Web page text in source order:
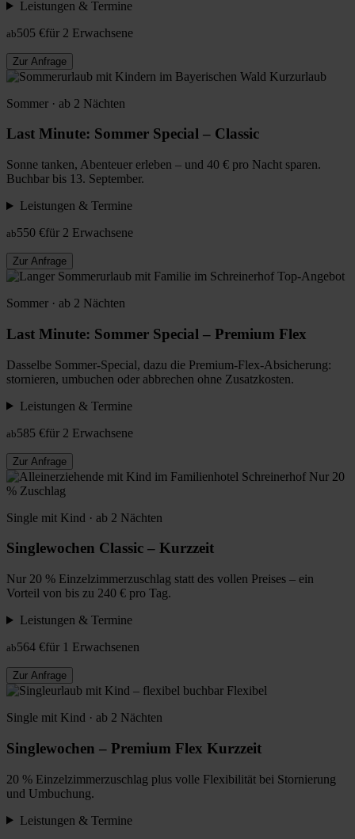
Leistungen & Termine
ab505 €für 2 Erwachsene
Zur Anfrage
Kurzurlaub
Sommer · ab 2 Nächten
Last Minute: Sommer Special – Classic
Sonne tanken, Abenteuer erleben – und 40 € pro Nacht sparen.
Buchbar bis 13. September.
Leistungen & Termine
ab550 €für 2 Erwachsene
Zur Anfrage
Top-Angebot
Sommer · ab 2 Nächten
Last Minute: Sommer Special – Premium Flex
Dasselbe Sommer-Special, dazu die Premium-Flex-Absicherung:
stornieren, umbuchen oder abbrechen ohne Zusatzkosten.
Leistungen & Termine
ab585 €für 2 Erwachsene
Zur Anfrage
Nur 20
% Zuschlag
Single mit Kind · ab 2 Nächten
Singlewochen Classic – Kurzzeit
Nur 20 % Einzelzimmerzuschlag statt des vollen Preises – ein
Vorteil von bis zu 240 € pro Tag.
Leistungen & Termine
ab564 €für 1 Erwachsenen
Zur Anfrage
Flexibel
Single mit Kind · ab 2 Nächten
Singlewochen – Premium Flex Kurzzeit
20 % Einzelzimmerzuschlag plus volle Flexibilität bei Stornierung
und Umbuchung.
Leistungen & Termine